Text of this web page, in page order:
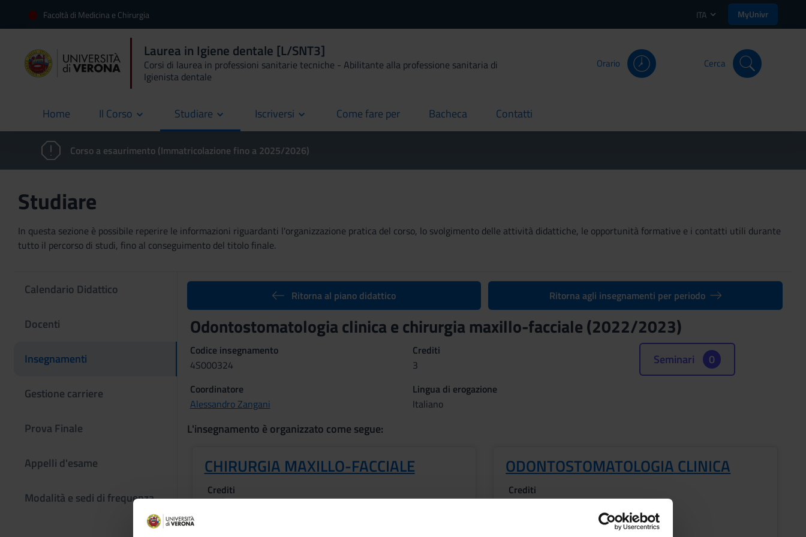
Facoltà di Medicina e Chirurgia ITA MyUnivr
Laurea in Igiene dentale [L/SNT3]
Corsi di laurea in professioni sanitarie tecniche - Abilitante alla professione sanitaria di
Igienista dentale
Orario Cerca
Home
current Il Corso Studiare Iscriversi Come fare per
current Bacheca
current Contatti
current
Corso a esaurimento (Immatricolazione fino a 2025/2026)
Studiare
In questa sezione è possibile reperire le informazioni riguardanti l'organizzazione pratica del corso, lo svolgimento delle attività didattiche, le opportunità formative e i contatti utili durante
tutto il percorso di studi, fino al conseguimento del titolo finale.
Calendario Didattico
Docenti
Insegnamenti
Gestione carriere
Prova Finale
Appelli d'esame
Modalità e sedi di frequenza
Ritorna al piano didattico Ritorna agli insegnamenti per periodo
Odontostomatologia clinica e chirurgia maxillo-facciale (2022/2023)
Codice insegnamento
4S000324
Crediti
3
Coordinatore
Alessandro Zangani
Lingua di erogazione
Italiano
Seminari 0
L'insegnamento è organizzato come segue:
CHIRURGIA MAXILLO-FACCIALE
Crediti
ODONTOSTOMATOLOGIA CLINICA
Crediti